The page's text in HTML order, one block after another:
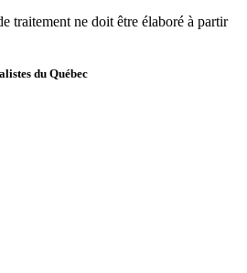
traitement ne doit être élaboré à partir
du Québec